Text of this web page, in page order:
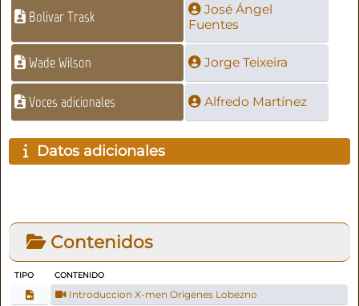
Bolivar Trask
José Ángel
Fuentes
Wade Wilson Jorge Teixeira
Voces adicionales Alfredo Martínez
Datos adicionales
Contenidos
TIPO CONTENIDO
Introduccion X-men Origenes Lobezno